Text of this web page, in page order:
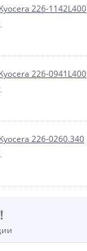
226-1142L400
226-0941L400
226-0260.340